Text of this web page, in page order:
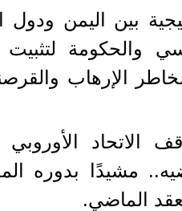
بين اليمن ودول
والحكومة لتثبيت
الإرهاب
الأوروبي
مشيدًا بدوره
الماضي.